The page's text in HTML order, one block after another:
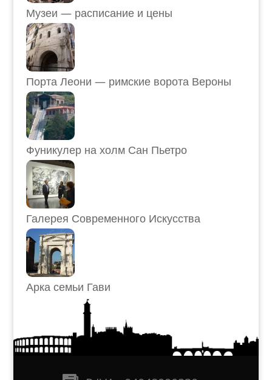
Музеи — расписание и цены
Порта Леони — римские ворота Вероны
Фуникулер на холм Сан Пьетро
Галерея Современного Искусства
Арка семьи Гави